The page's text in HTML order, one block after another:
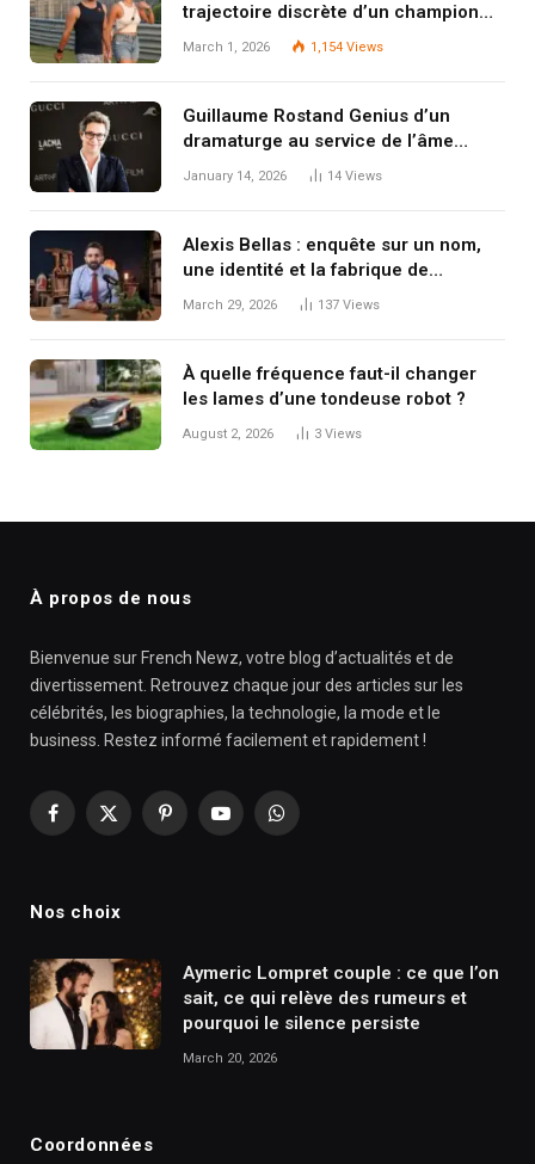
trajectoire discrète d’un champion
qui protège son jardin secret
March 1, 2026 1,154 Views
Guillaume Rostand Genius d’un
dramaturge au service de l’âme
française
January 14, 2026 14 Views
Alexis Bellas : enquête sur un nom,
une identité et la fabrique de
l’information à l’ère numérique
March 29, 2026 137 Views
À quelle fréquence faut-il changer
les lames d’une tondeuse robot ?
August 2, 2026 3 Views
À propos de nous
Bienvenue sur French Newz, votre blog d’actualités et de
divertissement. Retrouvez chaque jour des articles sur les
célébrités, les biographies, la technologie, la mode et le
business. Restez informé facilement et rapidement !
Facebook
X
PinterestYouTubeWhatsApp
Nos choix
Aymeric Lompret couple : ce que l’on
sait, ce qui relève des rumeurs et
pourquoi le silence persiste
March 20, 2026
Coordonnées